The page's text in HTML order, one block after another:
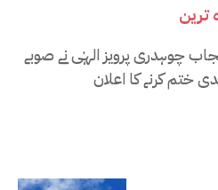
ترین
چوہدری پرویز الہٰی نے صوبے
ختم کرنے کا اعلان